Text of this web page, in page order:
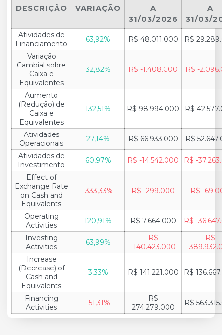
DESCRIÇÃO VARIAÇÃO
A
31/03/2026
A
31/03/
Atividades de
Financiamento
63,92% R$ 48.011.000
R$
Variação
Cambial sobre
Caixa e
Equivalentes
32,82% R$ -1.408.000 R$ -
Aumento
(Redução) de
Caixa e
Equivalentes
132,51% R$ 98.994.000 R$
Atividades
Operacionais
27,14% R$ 66.933.000
R$
Atividades de
Investimento
60,97% R$ -14.542.000
R$ -
Effect of
Exchange Rate
on Cash and
Equivalents
-333,33% R$ -299.000 R$ -
Operating
Activities
120,91% R$ 7.664.000
R$ -
Investing
Activities
63,99%
R$
-140.423.000
R$
-
Increase
(Decrease) of
Cash and
Equivalents
3,33% R$ 141.221.000 R$
Financing
Activities
-51,31%
R$
274.279.000
R$